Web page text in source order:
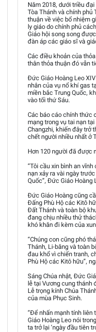
Năm 2018, dưới triều
Tòa Thánh và chính
thuận về việc bổ nhiệm
ly giáo do chính phủ
Giáo hội song song
đàn áp các giáo sĩ và
Các điều khoản của
thân thỏa thuận đó vẫn
Đức Giáo Hoàng Leo
nhân của vụ nổ khí gas
miền bắc Trung Quốc,
vào tối thứ Sáu.
Các báo cáo chính thức
mạng trong vụ tai nạn
Changzhi, khiến đây trở
chết người nhiều nhất ở
Hơn 120 người đã được
“Tôi cầu xin bình an
nạn xảy ra vài ngày
Quốc”, Đức Giáo Hoàng
Đức Giáo Hoàng cũng
Đấng Phù Hộ các Kitô
Đất Thánh và toàn bộ
đang chịu nhiều thử
khó khăn đi kèm của
“Chúng con cũng phó
Thánh, Li-băng và toàn
đau khổ vì chiến tranh,
Phù Hộ các Kitô hữu”,
Sáng Chúa nhật, Đức
lễ tại Vương cung thánh
Lễ trọng kính Chúa
của mùa Phục Sinh.
“Để nhấn mạnh tính liên
Giáo Hoàng Leo nói
ta trở lại ‘ngày đầu tiên